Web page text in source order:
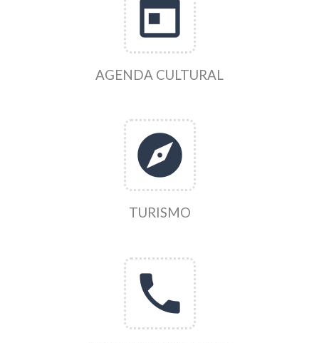
today
AGENDA CULTURAL
explore
TURISMO
phone